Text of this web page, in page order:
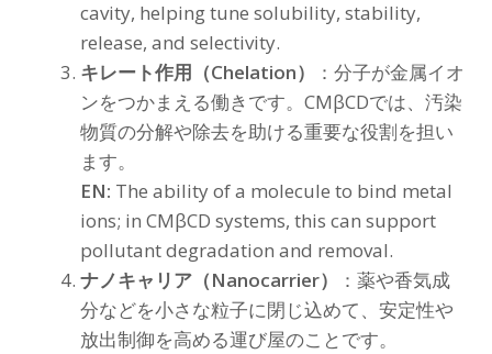
cavity, helping tune solubility, stability,
release, and selectivity.
キレート作用（Chelation）
：分子が金属イオ
ンをつかまえる働きです。CMβCDでは、汚染
物質の分解や除去を助ける重要な役割を担い
ます。
EN: The ability of a molecule to bind metal
ions; in CMβCD systems, this can support
pollutant degradation and removal.
ナノキャリア（Nanocarrier）
：薬や香気成
分などを小さな粒子に閉じ込めて、安定性や
放出制御を高める運び屋のことです。